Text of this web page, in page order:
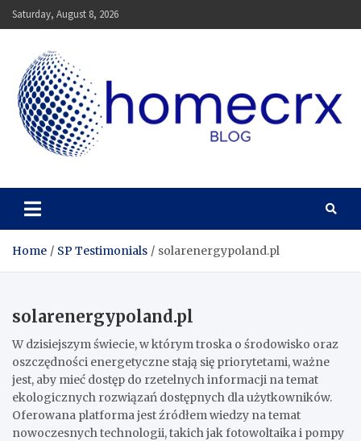
Skip
to
Saturday, August 8, 2026
Homecrx
Home SP Testimonials solarenergypoland.pl
solarenergypoland.pl
W dzisiejszym świecie, w którym troska o środowisko oraz
oszczędności energetyczne stają się priorytetami, ważne
jest, aby mieć dostęp do rzetelnych informacji na temat
ekologicznych rozwiązań dostępnych dla użytkowników.
Oferowana platforma jest źródłem wiedzy na temat
nowoczesnych technologii, takich jak fotowoltaika i pompy